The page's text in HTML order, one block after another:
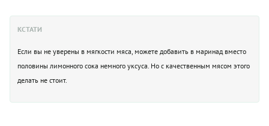
КСТАТИ
Если вы не уверены в мягкости мяса, можете добавить в маринад вместо
половины лимонного сока немного уксуса. Но с качественным мясом этого
делать не стоит.